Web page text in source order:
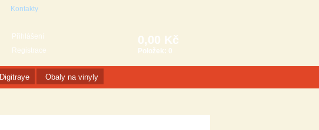
Kontakty
Přihlášení
Registrace
0,00 Kč
Položek: 0
Digitraye Obaly na vinyly